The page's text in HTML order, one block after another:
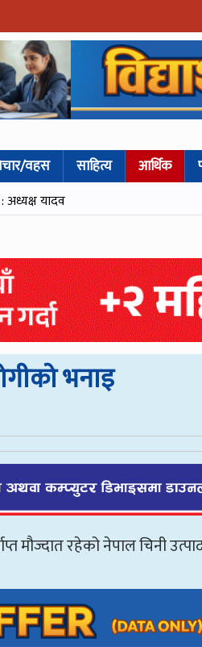
वहस साहित्य आर्थिक
अध्यक्ष यादव
भनाइ
मौज्दात रहेको नेपाल चिनी